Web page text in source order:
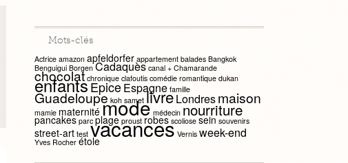
Mots-clés
Actrice amazon apfeldorfer appartement balades Bangkok
Benguigui Borgen Cadaquès canal + Chamarande
chocolat chronique clafoutis comédie romantique dukan
enfantsEpiceEspagne famille
Guadeloupe koh samet livreLondresmaison
mamie maternité mode médecin nourriture
pancakes parc plage proust robes scoliose sein souvenirs
street-art test vacances Vernis week-end
Yves Rocher étole